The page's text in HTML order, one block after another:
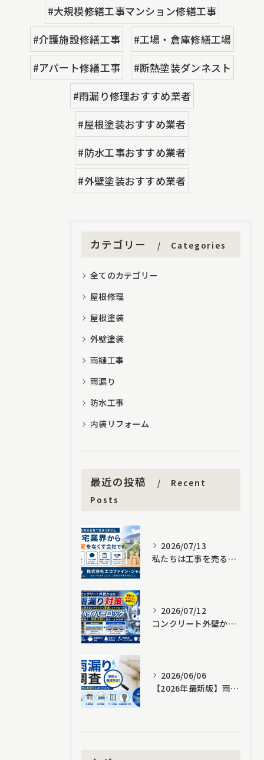
#大規模修繕工事マンション修繕工事
#介護施設修繕工事
#工場・倉庫修繕工場
#アパート修繕工事
#断熱塗装ダンネスト
#雨漏り修理おすすめ業者
#屋根塗装おすすめ業者
#防水工事おすすめ業者
#外壁塗装おすすめ業者
カテゴリー Categories
全てのカテゴリー
屋根修理
屋根塗装
外壁塗装
雨樋工事
雨漏り
防水工事
内装リフォーム
最近の投稿
Recent
Posts
2026/07/13
私たちは工事を売る会社ではありません。住宅業界から不安をなくす会社です。｜株式会社エコファイン・ジャパン
2026/07/12
コンクリート外壁からの雨漏り対策｜塗装では止まらない原因と「ハイパーロック」という新しい選択肢
2026/06/06
【2026年最新版】雨漏り調査で原因が分からない方へ｜散水調査・サーモグラフィー・ドローン調査を徹底解説